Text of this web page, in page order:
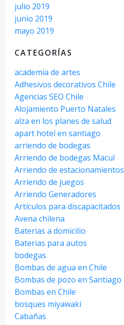
julio 2019
junio 2019
mayo 2019
CATEGORÍAS
academia de artes
Adhesivos decorativos Chile
Agencias SEO Chile
Alojamiento Puerto Natales
alza en los planes de salud
apart hotel en santiago
arriendo de bodegas
Arriendo de bodegas Macul
Arriendo de estacionamientos
Arriendo de juegos
Arriendo Generadores
Artículos para discapacitados
Avena chilena
Baterias a domicilio
Baterias para autos
bodegas
Bombas de agua en Chile
Bombas de pozo en Santiago
Bombas en Chile
bosques miyawaki
Cabañas